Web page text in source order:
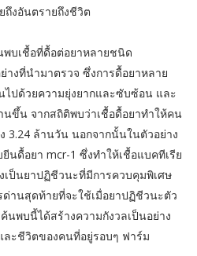
งอันตรายถึงชีวิต
บเชื้อที่ดื้อต่อยาหลายชนิด
างที่นำมาตรวจ ซึ่งการดื้อยาหลาย
ไปด้วยความยุ่งยากและซับซ้อน และ
นขึ้น จากสถิติพบว่าเชื้อดื้อยาทำให้คน
3.24 ล้านวัน นอกจากนั้นในตัวอย่าง
นดื้อยา mcr-1 ซึ่งทำให้เชื้อแบคทีเรีย
เป็นยาปฏิชีวนะที่มีการควบคุมพิเศษ
ด่านสุดท้ายที่จะใช้เมื่อยาปฏิชีวนะตัว
นพบนี้ได้สร้างความกังวลเป็นอย่าง
ละชีวิตของคนที่อยู่รอบๆ ฟาร์ม